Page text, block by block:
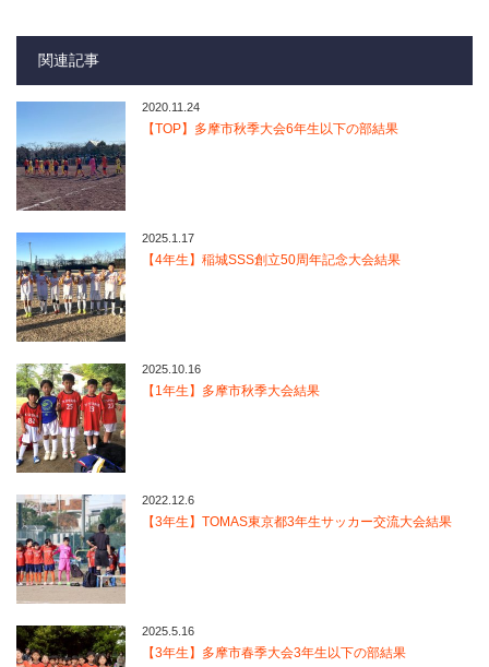
関連記事
2020.11.24
【TOP】多摩市秋季大会6年生以下の部結果
2025.1.17
【4年生】稲城SSS創立50周年記念大会結果
2025.10.16
【1年生】多摩市秋季大会結果
2022.12.6
【3年生】TOMAS東京都3年生サッカー交流大会結果
2025.5.16
【3年生】多摩市春季大会3年生以下の部結果